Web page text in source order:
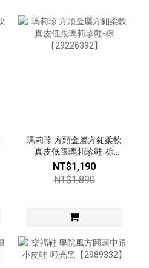
瑪莉珍 方頭金屬方釦柔軟
真皮低跟瑪莉珍鞋-棕
【29226392】
NT$1,190
NT$1,890